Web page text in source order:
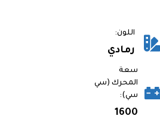
اللون:
رمادي
سعة
المحرك (سي
سي):
1600